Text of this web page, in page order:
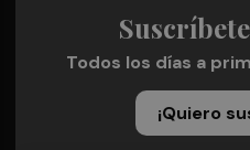
Todos los días a
¡Quiero